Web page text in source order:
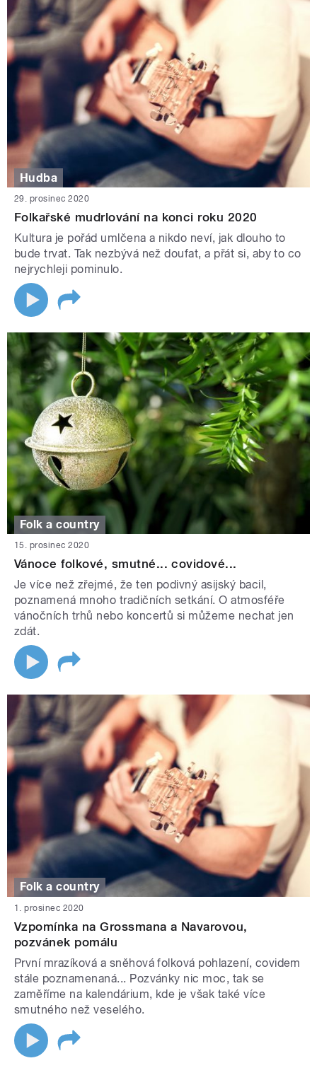
Hudba
29. prosinec 2020
Folkařské mudrlování na konci roku 2020
Kultura je pořád umlčena a nikdo neví, jak dlouho to
bude trvat. Tak nezbývá než doufat, a přát si, aby to co
nejrychleji pominulo.
Folk a country
15. prosinec 2020
Vánoce folkové, smutné... covidové...
Je více než zřejmé, že ten podivný asijský bacil,
poznamená mnoho tradičních setkání. O atmosféře
vánočních trhů nebo koncertů si můžeme nechat jen
zdát.
Folk a country
1. prosinec 2020
Vzpomínka na Grossmana a Navarovou,
pozvánek pomálu
První mrazíková a sněhová folková pohlazení, covidem
stále poznamenaná... Pozvánky nic moc, tak se
zaměříme na kalendárium, kde je však také více
smutného než veselého.